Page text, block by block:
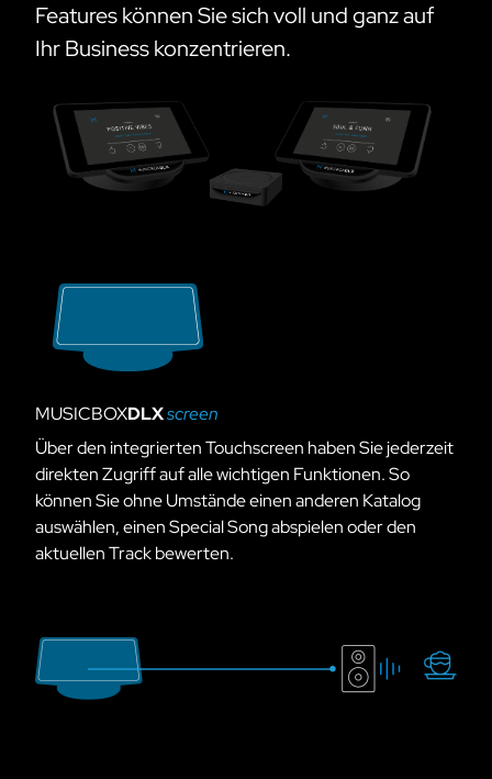
Features können Sie sich voll und ganz auf
Ihr Business konzentrieren.
MUSICBOXDLXscreen
Über den integrierten Touchscreen haben Sie jederzeit
direkten Zugriff auf alle wichtigen Funktionen. So
können Sie ohne Umstände einen anderen Katalog
auswählen, einen Special Song abspielen oder den
aktuellen Track bewerten.